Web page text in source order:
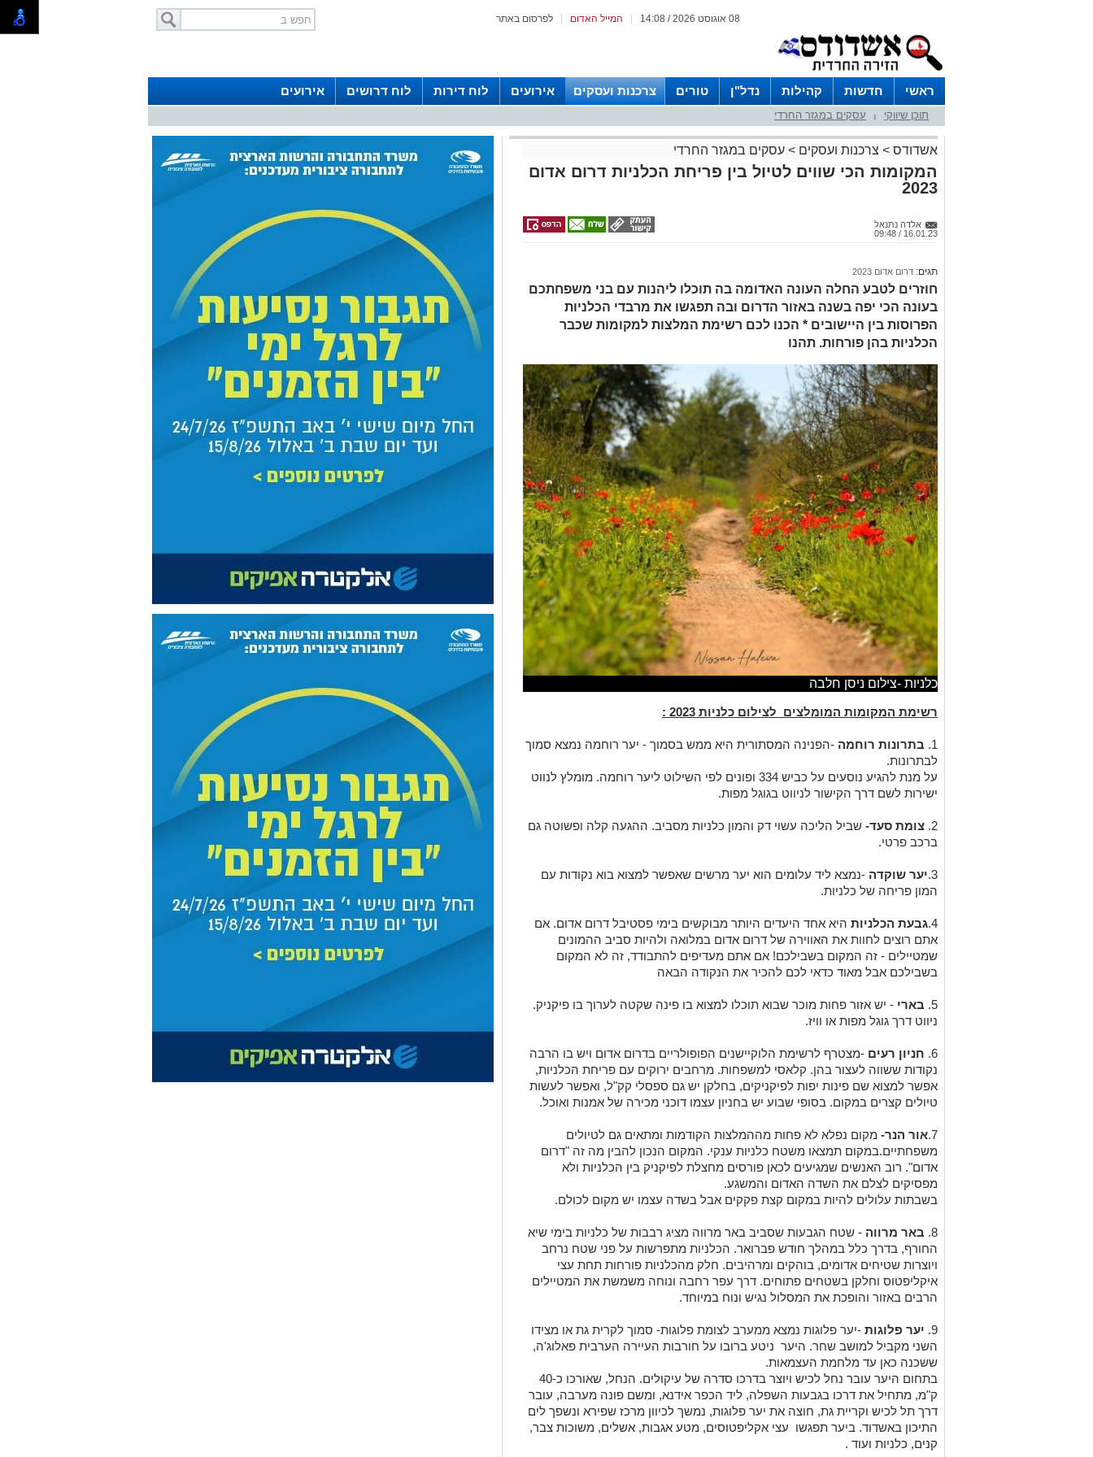
לפרסום באתר המייל האדום 08 אוגוסט 2026 / 14:08
ראשי חדשות קהילות נדל"ן טורים צרכנות ועסקים אירועים לוח דירות לוח דרושים אירועים
תוכן שיווקי עסקים במגזר החרדי
אשדודס > צרכנות ועסקים > עסקים במגזר החרדי
המקומות הכי שווים לטיול בין פריחת הכלניות דרום אדום
2023
אלדה נתנאל
16.01.23 / 09:48
תגים: דרום אדום 2023
חוזרים לטבע החלה העונה האדומה בה תוכלו ליהנות עם בני משפחתכם
בעונה הכי יפה בשנה באזור הדרום ובה תפגשו את מרבדי הכלניות
הפרוסות בין היישובים * הכנו לכם רשימת המלצות למקומות שכבר
הכלניות בהן פורחות. תהנו
כלניות -צילום ניסן חלבה
רשימת המקומות המומלצים לצילום כלניות 2023 :
1. בתרונות רוחמה -הפנינה המסתורית היא ממש בסמוך - יער רוחמה נמצא סמוך
לבתרונות.
על מנת להגיע נוסעים על כביש 334 ופונים לפי השילוט ליער רוחמה. מומלץ לנווט
ישירות לשם דרך הקישור לניווט בגוגל מפות.
2. צומת סעד- שביל הליכה עשוי דק והמון כלניות מסביב. ההגעה קלה ופשוטה גם
ברכב פרטי.
3. יער שוקדה -נמצא ליד עלומים הוא יער מרשים שאפשר למצוא בוא נקודות עם
המון פריחה של כלניות.
4. גבעת הכלניות היא אחד היעדים היותר מבוקשים בימי פסטיבל דרום אדום. אם
אתם רוצים לחוות את האווירה של דרום אדום במלואה ולהיות סביב ההמונים
שמטיילים - זה המקום בשבילכם! אם אתם מעדיפים להתבודד, זה לא המקום
בשבילכם אבל מאוד כדאי לכם להכיר את הנקודה הבאה
5. בארי - יש אזור פחות מוכר שבוא תוכלו למצוא בו פינה שקטה לערוך בו פיקניק.
ניווט דרך גוגל מפות או וויז.
6. חניון רעים -מצטרף לרשימת הלוקיישנים הפופולריים בדרום אדום ויש בו הרבה
נקודות ששווה לעצור בהן. קלאסי למשפחות. מרחבים ירוקים עם פריחת הכלניות,
אפשר למצוא שם פינות יפות לפיקניקים, בחלקן יש גם ספסלי קק"ל, ואפשר לעשות
טיולים קצרים במקום. בסופי שבוע יש בחניון עצמו דוכני מכירה של אמנות ואוכל.
7. אור הנר- מקום נפלא לא פחות מההמלצות הקודמות ומתאים גם לטיולים
משפחתיים.במקום תמצאו משטח כלניות ענקי. המקום הנכון להבין מה זה "דרום
אדום". רוב האנשים שמגיעים לכאן פורסים מחצלת לפיקניק בין הכלניות ולא
מפסיקים לצלם את השדה האדום והמשגע.
בשבתות עלולים להיות במקום קצת פקקים אבל בשדה עצמו יש מקום לכולם.
8. באר מרווה - שטח הגבעות שסביב באר מרווה מציג רבבות של כלניות בימי שיא
החורף, בדרך כלל במהלך חודש פברואר. הכלניות מתפרשות על פני שטח נרחב
ויוצרות שטיחים אדומים, בוהקים ומרהיבים. חלק מהכלניות פורחות תחת עצי
איקליפטוס וחלקן בשטחים פתוחים. דרך עפר רחבה ונוחה משמשת את המטיילים
הרבים באזור והופכת את המסלול נגיש ונוח במיוחד.
9. יער פלוגות -יער פלוגות נמצא ממערב לצומת פלוגות- סמוך לקרית גת או מצידו
השני מקביל למושב שחר. היער ניטע ברובו על חורבות העיירה הערבית פאלוג'ה,
ששכנה כאן עד מלחמת העצמאות.
בתחום היער עובר נחל לכיש ויוצר בדרכו סדרה של עיקולים. הנחל, שאורכו כ-40
ק"מ, מתחיל את דרכו בגבעות השפלה, ליד הכפר אידנא, ומשם פונה מערבה, עובר
דרך תל לכיש וקריית גת, חוצה את יער פלוגות, נמשך לכיוון מרכז שפירא ונשפך לים
התיכון באשדוד. ביער תפגשו עצי אקליפטוסים, מטע אגבות, אשלים, משוכות צבר,
קנים, כלניות ועוד .